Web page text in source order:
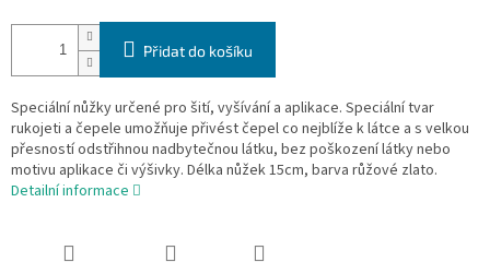
Přidat do košíku
Speciální nůžky určené pro šití, vyšívání a aplikace. Speciální tvar
rukojeti a čepele umožňuje přivést čepel co nejblíže k látce a s velkou
přesností odstřihnou nadbytečnou látku, bez poškození látky nebo
motivu aplikace či výšivky. Délka nůžek 15cm, barva růžové zlato.
Detailní informace